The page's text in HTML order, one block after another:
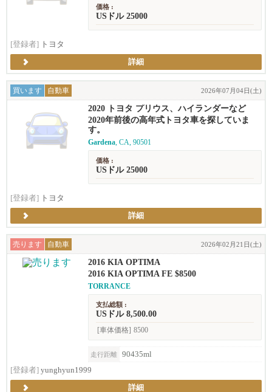
価格 :
USドル 25000
[登録者] トヨタ
詳細
買います 自動車 2026年07月04日(土)
2020 トヨタ プリウス、ハイランダーなど
2020年前後の高年式トヨタ車を探していま
す。
Gardena, CA, 90501
価格 :
USドル 25000
[登録者] トヨタ
詳細
売ります 自動車 2026年02月21日(土)
2016 KIA OPTIMA
2016 KIA OPTIMA FE $8500
TORRANCE
支払総額 :
USドル 8,500.00
[車体価格] 8500
走行距離
90435ml
[登録者] yunghyun1999
詳細